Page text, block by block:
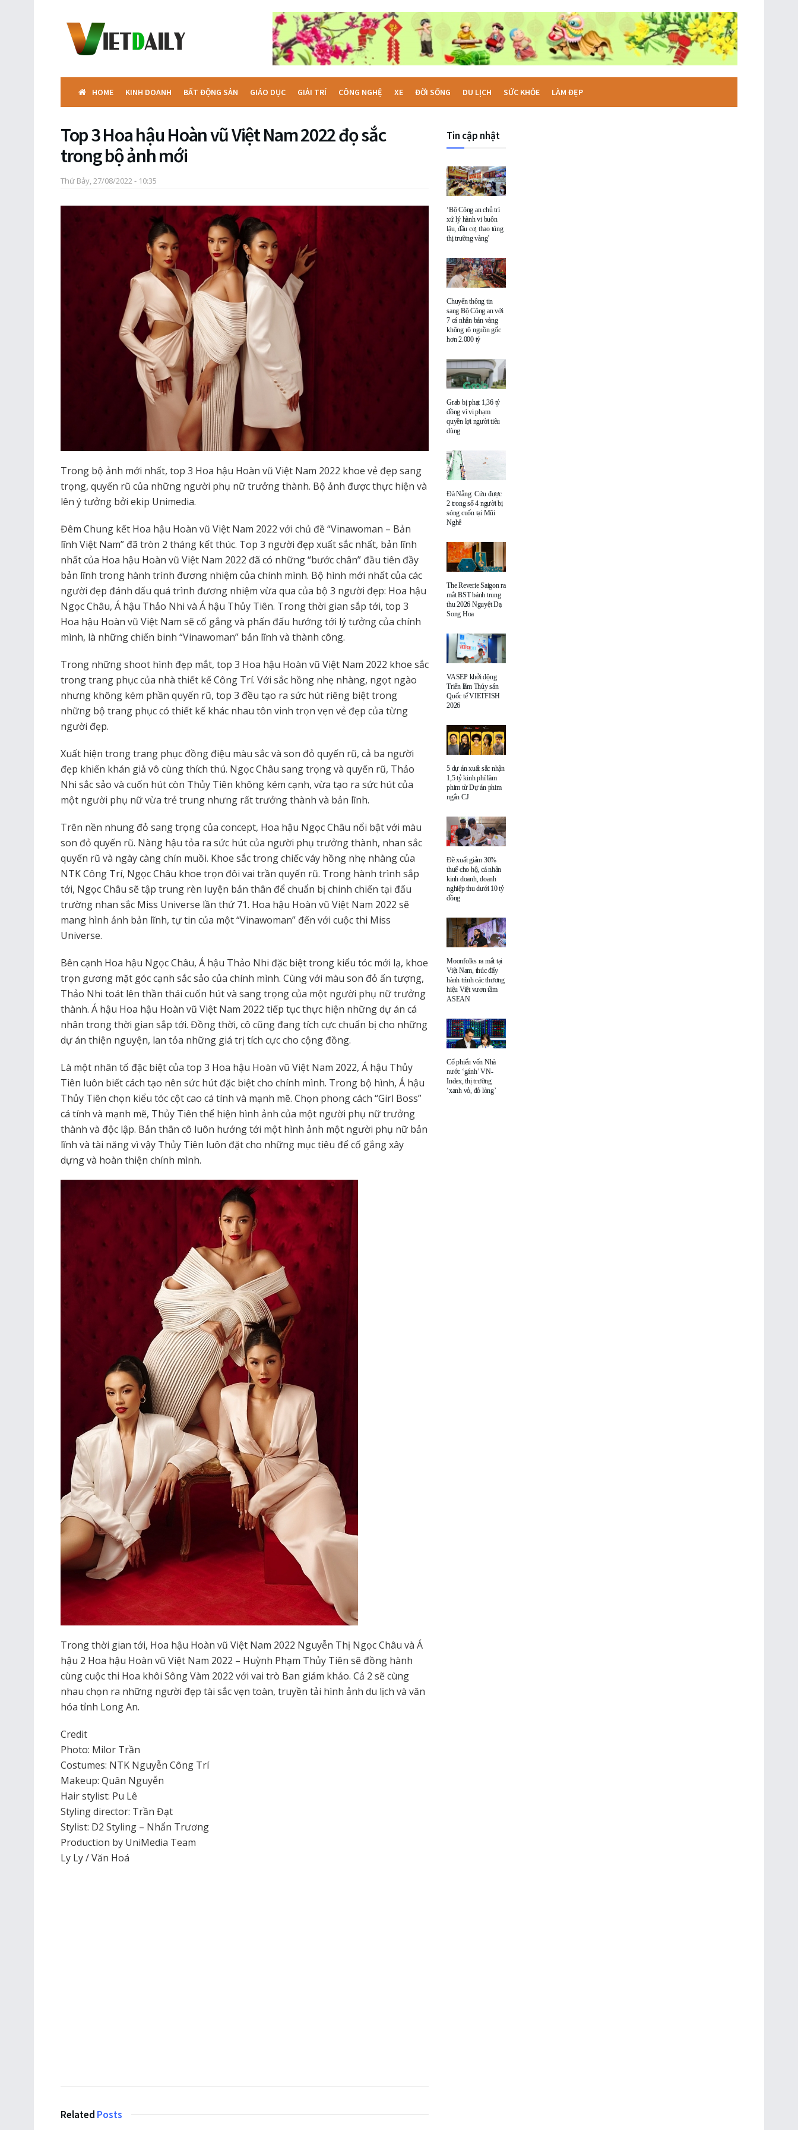
HOME KINH DOANH BẤT ĐỘNG SẢN GIÁO DỤC GIẢI TRÍ CÔNG NGHỆ XE ĐỜI SỐNG DU LỊCH SỨC KHỎE LÀM ĐẸP
Top 3 Hoa hậu Hoàn vũ Việt Nam 2022 đọ sắc
trong bộ ảnh mới
Thứ Bảy, 27/08/2022 - 10:35
Trong bộ ảnh mới nhất, top 3 Hoa hậu Hoàn vũ Việt Nam 2022 khoe vẻ đẹp sang
trọng, quyến rũ của những người phụ nữ trưởng thành. Bộ ảnh được thực hiện và
lên ý tưởng bởi ekip Unimedia.
Đêm Chung kết Hoa hậu Hoàn vũ Việt Nam 2022 với chủ đề “Vinawoman – Bản
lĩnh Việt Nam” đã tròn 2 tháng kết thúc. Top 3 người đẹp xuất sắc nhất, bản lĩnh
nhất của Hoa hậu Hoàn vũ Việt Nam 2022 đã có những “bước chân” đầu tiên đầy
bản lĩnh trong hành trình đương nhiệm của chính mình. Bộ hình mới nhất của các
người đẹp đánh dấu quá trình đương nhiệm vừa qua của bộ 3 người đẹp: Hoa hậu
Ngọc Châu, Á hậu Thảo Nhi và Á hậu Thủy Tiên. Trong thời gian sắp tới, top 3
Hoa hậu Hoàn vũ Việt Nam sẽ cố gắng và phấn đấu hướng tới lý tưởng của chính
mình, là những chiến binh “Vinawoman” bản lĩnh và thành công.
Trong những shoot hình đẹp mắt, top 3 Hoa hậu Hoàn vũ Việt Nam 2022 khoe sắc
trong trang phục của nhà thiết kế Công Trí. Với sắc hồng nhẹ nhàng, ngọt ngào
nhưng không kém phần quyến rũ, top 3 đều tạo ra sức hút riêng biệt trong
những bộ trang phục có thiết kế khác nhau tôn vinh trọn vẹn vẻ đẹp của từng
người đẹp.
Xuất hiện trong trang phục đồng điệu màu sắc và son đỏ quyến rũ, cả ba người
đẹp khiến khán giả vô cùng thích thú. Ngọc Châu sang trọng và quyến rũ, Thảo
Nhi sắc sảo và cuốn hút còn Thủy Tiên không kém cạnh, vừa tạo ra sức hút của
một người phụ nữ vừa trẻ trung nhưng rất trưởng thành và bản lĩnh.
Trên nền nhung đỏ sang trọng của concept, Hoa hậu Ngọc Châu nổi bật với màu
son đỏ quyến rũ. Nàng hậu tỏa ra sức hút của người phụ trưởng thành, nhan sắc
quyến rũ và ngày càng chín muồi. Khoe sắc trong chiếc váy hồng nhẹ nhàng của
NTK Công Trí, Ngọc Châu khoe trọn đôi vai trần quyến rũ. Trong hành trình sắp
tới, Ngọc Châu sẽ tập trung rèn luyện bản thân để chuẩn bị chinh chiến tại đấu
trường nhan sắc Miss Universe lần thứ 71. Hoa hậu Hoàn vũ Việt Nam 2022 sẽ
mang hình ảnh bản lĩnh, tự tin của một “Vinawoman” đến với cuộc thi Miss
Universe.
Bên cạnh Hoa hậu Ngọc Châu, Á hậu Thảo Nhi đặc biệt trong kiểu tóc mới lạ, khoe
trọn gương mặt góc cạnh sắc sảo của chính mình. Cùng với màu son đỏ ấn tượng,
Thảo Nhi toát lên thần thái cuốn hút và sang trọng của một người phụ nữ trưởng
thành. Á hậu Hoa hậu Hoàn vũ Việt Nam 2022 tiếp tục thực hiện những dự án cá
nhân trong thời gian sắp tới. Đồng thời, cô cũng đang tích cực chuẩn bị cho những
dự án thiện nguyện, lan tỏa những giá trị tích cực cho cộng đồng.
Là một nhân tố đặc biệt của top 3 Hoa hậu Hoàn vũ Việt Nam 2022, Á hậu Thủy
Tiên luôn biết cách tạo nên sức hút đặc biệt cho chính mình. Trong bộ hình, Á hậu
Thủy Tiên chọn kiểu tóc cột cao cá tính và mạnh mẽ. Chọn phong cách “Girl Boss”
cá tính và mạnh mẽ, Thủy Tiên thể hiện hình ảnh của một người phụ nữ trưởng
thành và độc lập. Bản thân cô luôn hướng tới một hình ảnh một người phụ nữ bản
lĩnh và tài năng vì vậy Thủy Tiên luôn đặt cho những mục tiêu để cố gắng xây
dựng và hoàn thiện chính mình.
Trong thời gian tới, Hoa hậu Hoàn vũ Việt Nam 2022 Nguyễn Thị Ngọc Châu và Á
hậu 2 Hoa hậu Hoàn vũ Việt Nam 2022 – Huỳnh Phạm Thủy Tiên sẽ đồng hành
cùng cuộc thi Hoa khôi Sông Vàm 2022 với vai trò Ban giám khảo. Cả 2 sẽ cùng
nhau chọn ra những người đẹp tài sắc vẹn toàn, truyền tải hình ảnh du lịch và văn
hóa tỉnh Long An.
Credit
Photo: Milor Trần
Costumes: NTK Nguyễn Công Trí
Makeup: Quân Nguyễn
Hair stylist: Pu Lê
Styling director: Trần Đạt
Stylist: D2 Styling – Nhẩn Trương
Production by UniMedia Team
Ly Ly / Văn Hoá
Related Posts
Tin cập nhật
‘Bộ Công an chủ trì
xử lý hành vi buôn
lậu, đầu cơ, thao túng
thị trường vàng’
Chuyển thông tin
sang Bộ Công an với
7 cá nhân bán vàng
không rõ nguồn gốc
hơn 2.000 tỷ
Grab bị phạt 1,36 tỷ
đồng vì vi phạm
quyền lợi người tiêu
dùng
Đà Nẵng: Cứu được
2 trong số 4 người bị
sóng cuốn tại Mũi
Nghê
The Reverie Saigon ra
mắt BST bánh trung
thu 2026 Nguyệt Dạ
Song Hoa
VASEP khởi động
Triển lãm Thủy sản
Quốc tế VIETFISH
2026
5 dự án xuất sắc nhận
1,5 tỷ kinh phí làm
phim từ Dự án phim
ngắn CJ
Đề xuất giảm 30%
thuế cho hộ, cá nhân
kinh doanh, doanh
nghiệp thu dưới 10 tỷ
đồng
Moonfolks ra mắt tại
Việt Nam, thúc đẩy
hành trình các thương
hiệu Việt vươn tầm
ASEAN
Cổ phiếu vốn Nhà
nước ‘gánh’ VN-
Index, thị trường
‘xanh vỏ, đỏ lòng’